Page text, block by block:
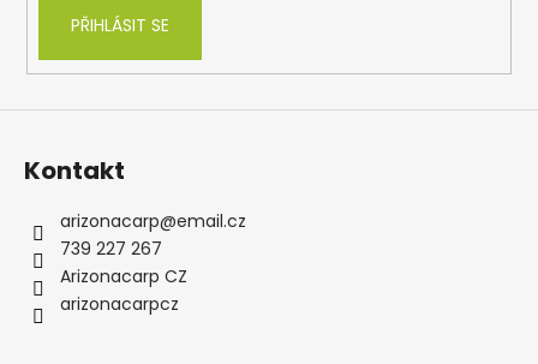
PŘIHLÁSIT SE
Kontakt
arizonacarp@email.cz
739 227 267
Arizonacarp CZ
arizonacarpcz